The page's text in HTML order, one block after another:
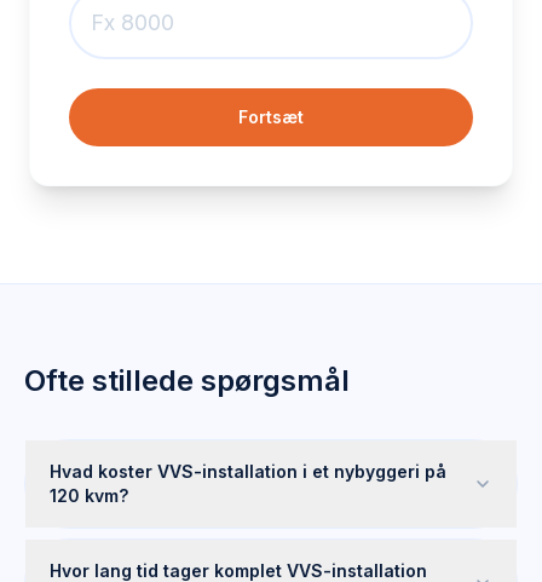
Fortsæt
Ofte stillede spørgsmål
Hvad koster VVS-installation i et nybyggeri på
120 kvm?
Hvor lang tid tager komplet VVS-installation